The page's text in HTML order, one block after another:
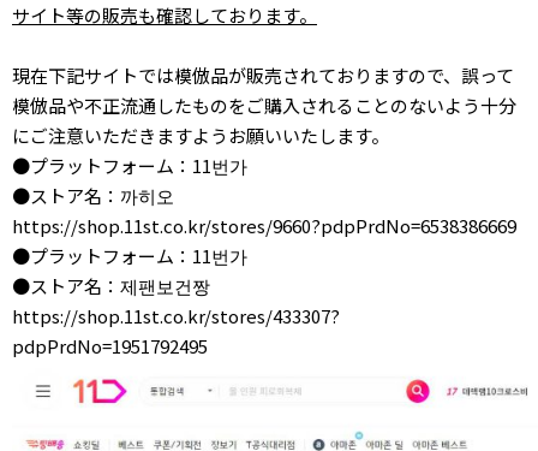
サイト等の販売も確認しております。
現在下記サイトでは模倣品が販売されておりますので、誤って
模倣品や不正流通したものをご購入されることのないよう十分
にご注意いただきますようお願いいたします。
●プラットフォーム：11번가
●ストア名：까히오
https://shop.11st.co.kr/stores/9660?pdpPrdNo=6538386669
●プラットフォーム：11번가
●ストア名：제팬보건짱
https://shop.11st.co.kr/stores/433307?
pdpPrdNo=1951792495